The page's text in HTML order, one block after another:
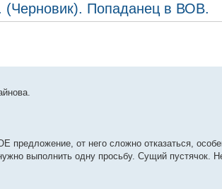
(Черновик). Попаданец в ВОВ.
предложение, от него сложно отказаться,
выполнить одну просьбу. Сущий пустячок.